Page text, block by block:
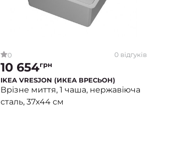
0 0 відгуків
10 654грн
IKEA VRESJON (ИКЕА ВРЕСЬОН)
Врізне миття, 1 чаша, нержавіюча
сталь, 37x44 см